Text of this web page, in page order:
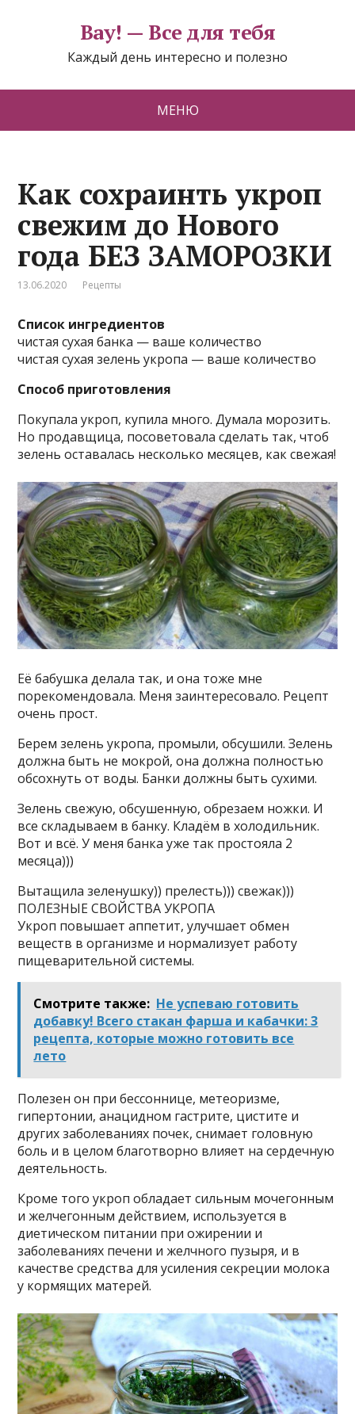
Вау! — Все для тебя
Каждый день интересно и полезно
МЕНЮ
Как сохраинть укроп
свежим до Нового
года БЕЗ ЗАМОРОЗКИ
13.06.2020 Рецепты
Список ингредиентов
чистая сухая банка — ваше количество
чистая сухая зелень укропа — ваше количество
Способ приготовления
Покупала укроп, купила много. Думала морозить.
Но продавщица, посоветовала сделать так, чтоб
зелень оставалась несколько месяцев, как свежая!
Её бабушка делала так, и она тоже мне
порекомендовала. Меня заинтересовало. Рецепт
очень прост.
Берем зелень укропа, промыли, обсушили. Зелень
должна быть не мокрой, она должна полностью
обсохнуть от воды. Банки должны быть сухими.
Зелень свежую, обсушенную, обрезаем ножки. И
все складываем в банку. Кладём в холодильник.
Вот и всё. У меня банка уже так простояла 2
месяца)))
Вытащила зеленушку)) прелесть))) свежак)))
ПОЛЕЗНЫЕ СВОЙСТВА УКРОПА
Укроп повышает аппетит, улучшает обмен
веществ в организме и нормализует работу
пищеварительной системы.
Смотрите также: Не успеваю готовить
добавку! Всего стакан фарша и кабачки: 3
рецепта, которые можно готовить все
лето
Полезен он при бессоннице, метеоризме,
гипертонии, анацидном гастрите, цистите и
других заболеваниях почек, снимает головную
боль и в целом благотворно влияет на сердечную
деятельность.
Кроме того укроп обладает сильным мочегонным
и желчегонным действием, используется в
диетическом питании при ожирении и
заболеваниях печени и желчного пузыря, и в
качестве средства для усиления секреции молока
у кормящих матерей.